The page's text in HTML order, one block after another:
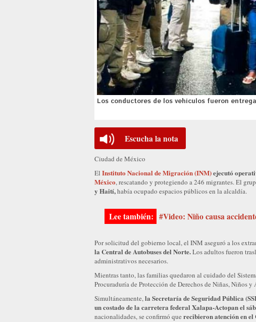
Los conductores de los vehículos fueron
Escucha la nota
Ciudad de México
El Instituto Nacional de Migración (INM)ejecutó
México, rescatando y protegiendo a 246 migrantes. El
y Haití,había ocupado espacios públicos en la alcaldía.
#Video: Niño causa
Por solicitud del gobierno local, el INM aseguró a los
la Central de Autobuses del Norte.Los adultos fueron
administrativos necesarios.
Mientras tanto, las familias quedaron al cuidado del
Procuraduría de Protección de Derechos de Niñas, Niños
Simultáneamente,la Secretaría de Seguridad Pública
un costado de la carretera federal Xalapa-Actopan el
nacionalidades, se confirmó que recibieron atención en el